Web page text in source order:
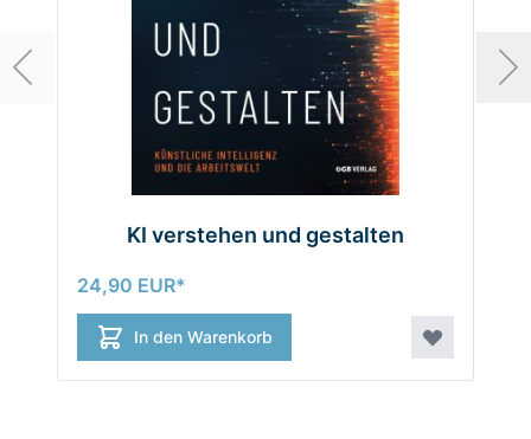
KI verstehen und gestalten
24,90 EUR
In den Warenkorb